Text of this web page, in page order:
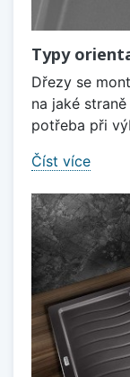
Typy
Dřezy se
na jaké
potřeba při
Číst více